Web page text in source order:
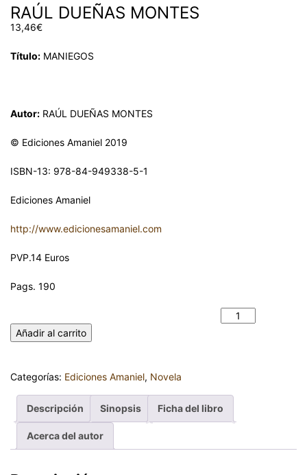
RAÚL DUEÑAS MONTES
13,46€
Título: MANIEGOS
Autor: RAÚL DUEÑAS MONTES
© Ediciones Amaniel 2019
ISBN-13: 978-84-949338-5-1
Ediciones Amaniel
http://www.edicionesamaniel.com
PVP.14 Euros
Pags. 190
Añadir al carrito
Categorías: Ediciones Amaniel, Novela
Descripción Sinopsis Ficha del libro
Acerca del autor